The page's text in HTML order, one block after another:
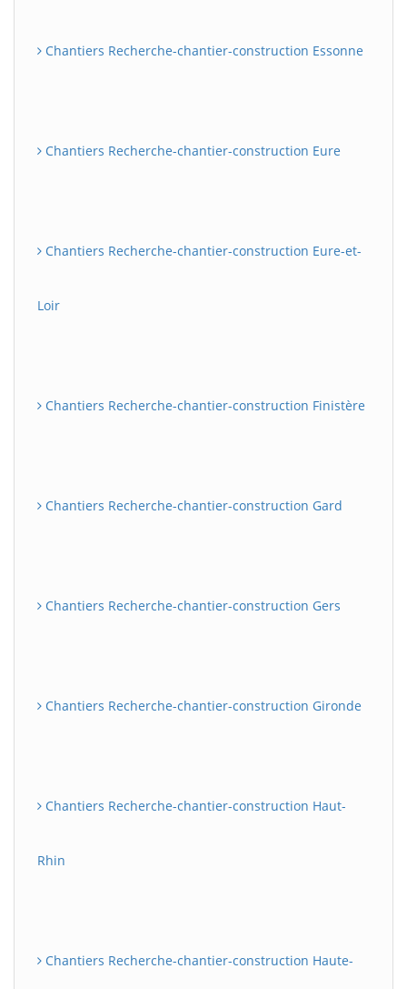
Chantiers Recherche-chantier-construction Essonne
Chantiers Recherche-chantier-construction Eure
Chantiers Recherche-chantier-construction Eure-et-
Loir
Chantiers Recherche-chantier-construction Finistère
Chantiers Recherche-chantier-construction Gard
Chantiers Recherche-chantier-construction Gers
Chantiers Recherche-chantier-construction Gironde
Chantiers Recherche-chantier-construction Haut-
Rhin
Chantiers Recherche-chantier-construction Haute-